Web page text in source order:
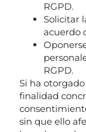
RGPD.
Solicitar
acuerdo
RGPD.
Si ha
finalidad
sin que ello